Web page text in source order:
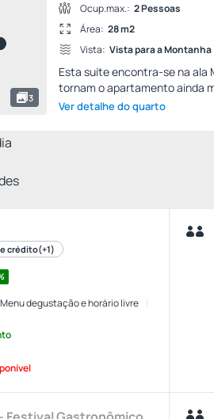
3
Ocup.max.: 2 Pessoas
Área: 28 m2
Vista: Vista para a Montanha
Esta suíte encontra-se na ala
tornam o apartamento ainda
Ver detalhe do quarto
crédito(+1)
degustação e horário livre